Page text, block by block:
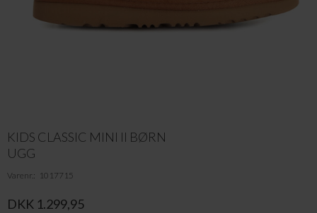
KIDS CLASSIC MINI II BØRN
UGG
Varenr. 1017715
DKK 1.299,95